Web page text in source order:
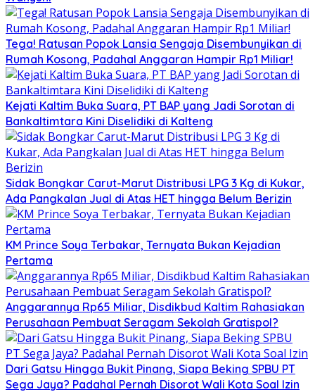
Tega! Ratusan Popok Lansia Sengaja Disembunyikan di
Rumah Kosong, Padahal Anggaran Hampir Rp1 Miliar!
Kejati Kaltim Buka Suara, PT BAP yang Jadi Sorotan di
Bankaltimtara Kini Diselidiki di Kalteng
Sidak Bongkar Carut-Marut Distribusi LPG 3 Kg di Kukar,
Ada Pangkalan Jual di Atas HET hingga Belum Berizin
KM Prince Soya Terbakar, Ternyata Bukan Kejadian
Pertama
Anggarannya Rp65 Miliar, Disdikbud Kaltim Rahasiakan
Perusahaan Pembuat Seragam Sekolah Gratispol?
Dari Gatsu Hingga Bukit Pinang, Siapa Beking SPBU PT
Sega Jaya? Padahal Pernah Disorot Wali Kota Soal Izin